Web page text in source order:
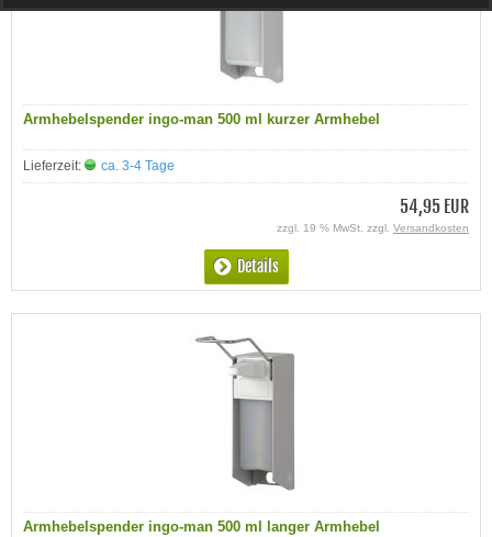
Armhebelspender ingo-man 500 ml kurzer Armhebel
Lieferzeit: ca. 3-4 Tage
54,95 EUR
zzgl. 19 % MwSt. zzgl. Versandkosten
Details
Armhebelspender ingo-man 500 ml langer Armhebel